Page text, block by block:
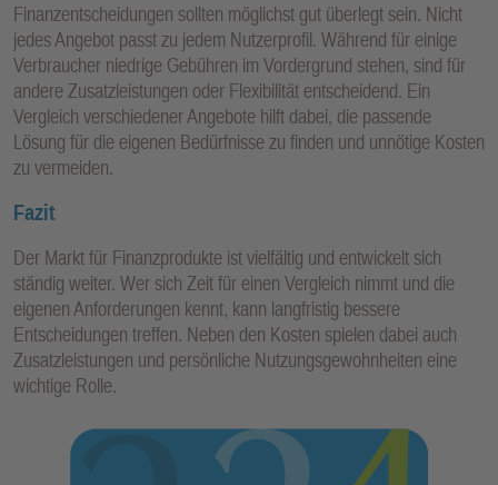
Finanzentscheidungen sollten möglichst gut überlegt sein. Nicht
jedes Angebot passt zu jedem Nutzerprofil. Während für einige
Verbraucher niedrige Gebühren im Vordergrund stehen, sind für
andere Zusatzleistungen oder Flexibilität entscheidend. Ein
Vergleich verschiedener Angebote hilft dabei, die passende
Lösung für die eigenen Bedürfnisse zu finden und unnötige Kosten
zu vermeiden.
Fazit
Der Markt für Finanzprodukte ist vielfältig und entwickelt sich
ständig weiter. Wer sich Zeit für einen Vergleich nimmt und die
eigenen Anforderungen kennt, kann langfristig bessere
Entscheidungen treffen. Neben den Kosten spielen dabei auch
Zusatzleistungen und persönliche Nutzungsgewohnheiten eine
wichtige Rolle.